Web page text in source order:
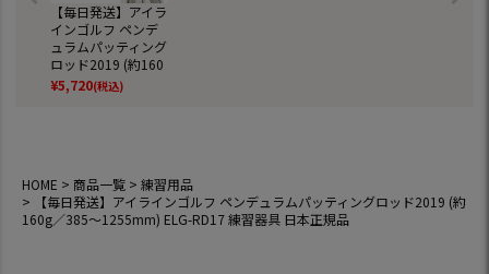
【毎日発送】アイラ
インゴルフ ペンデ
ュラムパッティング
ロッド2019 (約160
g／385～1255mm)
ELG-RD17 練習器具
¥5,720(税込)
HOME 商品一覧
練習用品
【毎日発送】アイラインゴルフ ペンデュラムパッティングロッド2019 (約
160g／385～1255mm) ELG-RD17 練習器具 日本正規品